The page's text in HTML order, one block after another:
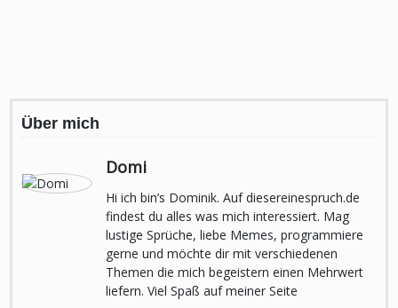
Über mich
Domi
Hi ich bin’s Dominik. Auf diesereinespruch.de
findest du alles was mich interessiert. Mag
lustige Sprüche, liebe Memes, programmiere
gerne und möchte dir mit verschiedenen
Themen die mich begeistern einen Mehrwert
liefern. Viel Spaß auf meiner Seite